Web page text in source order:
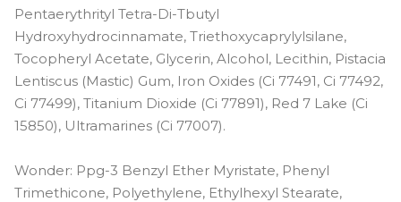
Pentaerythrityl Tetra-Di-Tbutyl
Hydroxyhydrocinnamate, Triethoxycaprylylsilane,
Tocopheryl Acetate, Glycerin, Alcohol, Lecithin, Pistacia
Lentiscus (Mastic) Gum, Iron Oxides (Ci 77491, Ci 77492,
Ci 77499), Titanium Dioxide (Ci 77891), Red 7 Lake (Ci
15850), Ultramarines (Ci 77007).
Wonder: Ppg-3 Benzyl Ether Myristate, Phenyl
Trimethicone, Polyethylene, Ethylhexyl Stearate,